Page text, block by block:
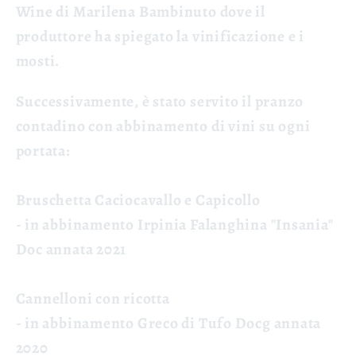
Wine di Marilena Bambinuto dove il
produttore ha spiegato la vinificazione e i
mosti.
Successivamente, è stato servito il pranzo
contadino con abbinamento di vini su ogni
portata:
Bruschetta Caciocavallo e Capicollo
- in abbinamento Irpinia Falanghina "Insania"
Doc annata 2021
Cannelloni con ricotta
- in abbinamento Greco di Tufo Docg annata
2020